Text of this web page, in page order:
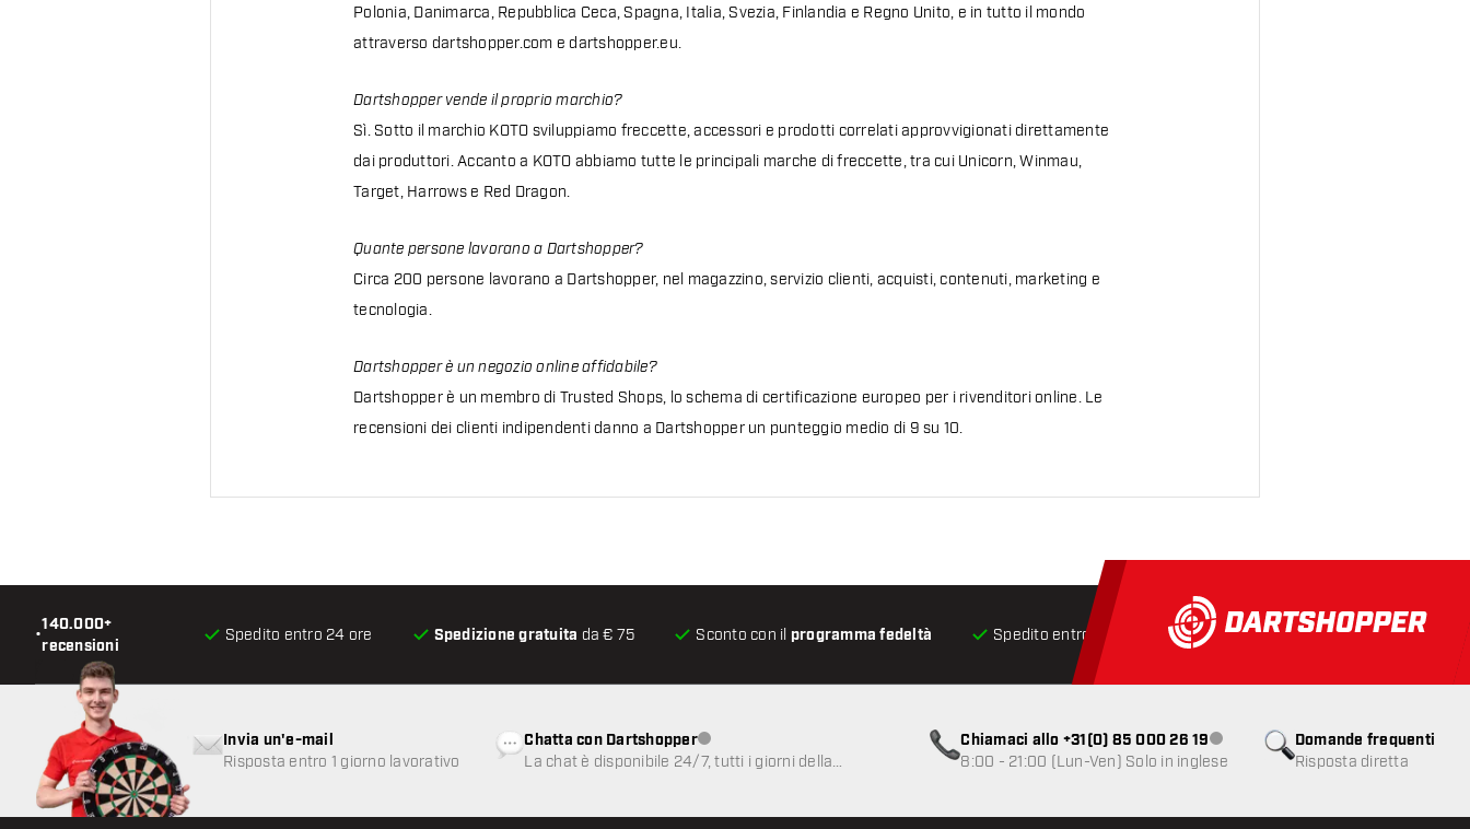
Polonia, Danimarca, Repubblica Ceca, Spagna, Italia, Svezia, Finlandia e Regno Unito, e in tutto il mondo
attraverso dartshopper.com e dartshopper.eu.
Dartshopper vende il proprio marchio?
Sì. Sotto il marchio KOTO sviluppiamo freccette, accessori e prodotti correlati approvvigionati direttamente
dai produttori. Accanto a KOTO abbiamo tutte le principali marche di freccette, tra cui Unicorn, Winmau,
Target, Harrows e Red Dragon.
Quante persone lavorano a Dartshopper?
Circa 200 persone lavorano a Dartshopper, nel magazzino, servizio clienti, acquisti, contenuti, marketing e
tecnologia.
Dartshopper è un negozio online affidabile?
Dartshopper è un membro di Trusted Shops, lo schema di certificazione europeo per i rivenditori online. Le
recensioni dei clienti indipendenti danno a Dartshopper un punteggio medio di 9 su 10.
•
140.000+
recensioni
Spedito entro 24 ore Spedizione gratuita da € 75 Sconto con il programma fedeltà Spedito entro 24 ore Spedizione gratuitada € 75
Domande frequenti
Risposta diretta
Invia un'e-mail
Risposta entro 1 giorno lavorativo
Chatta con DartshopperServizio clienti non disponibile
La chat è disponibile 24/7, tutti i giorni della
Chiamaci allo +31(0) 85 000 26 19Servizio clienti non disponibile
8:00 - 21:00 (Lun-Ven) Solo in inglese